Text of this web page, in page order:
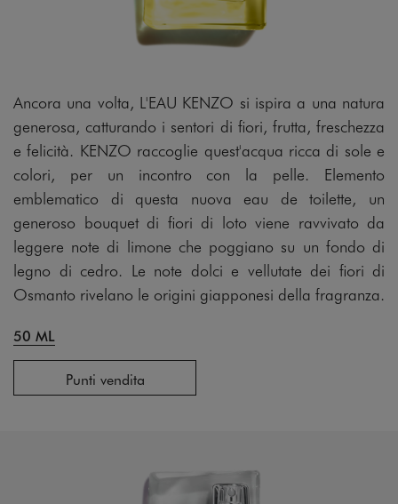
Ancora una volta, L'EAU KENZO si ispira a una natura
generosa, catturando i sentori di fiori, frutta, freschezza
e felicità. KENZO raccoglie quest'acqua ricca di sole e
colori, per un incontro con la pelle. Elemento
emblematico di questa nuova eau de toilette, un
generoso bouquet di fiori di loto viene ravvivato da
leggere note di limone che poggiano su un fondo di
legno di cedro. Le note dolci e vellutate dei fiori di
Osmanto rivelano le origini giapponesi della fragranza.
50 ML
Punti vendita